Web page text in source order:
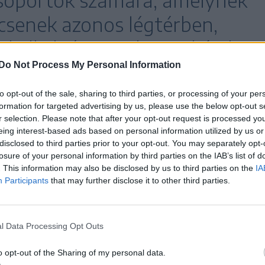
Do Not Process My Personal Information
opt-out of the sale, sharing to third parties, or processing of your
for targeted advertising by us, please use the below opt-out
selection. Please note that after your opt-out request is processed
interest-based ads based on personal information utilized by us
to third parties prior to your opt-out. You may separately
of your personal information by third parties on the IAB’s list of
This information may also be disclosed by us to third parties on the
Participants that may further disclose it to other third parties.
Data Processing Opt Outs
opt-out of the Sharing of my personal data.
azonos légtérben,
kell elvégezniük munkájukat.
az ilyen csatlakozási felületeknek még
és olyan szervezetek számára is hasznossá
dolgoznak. Az új lehetőséget Fischer
és technikai felelőse mutatta be a
évvel ezelőtt pattant ki a fejünkből Kiss
után nem találtunk olyan épkézláb